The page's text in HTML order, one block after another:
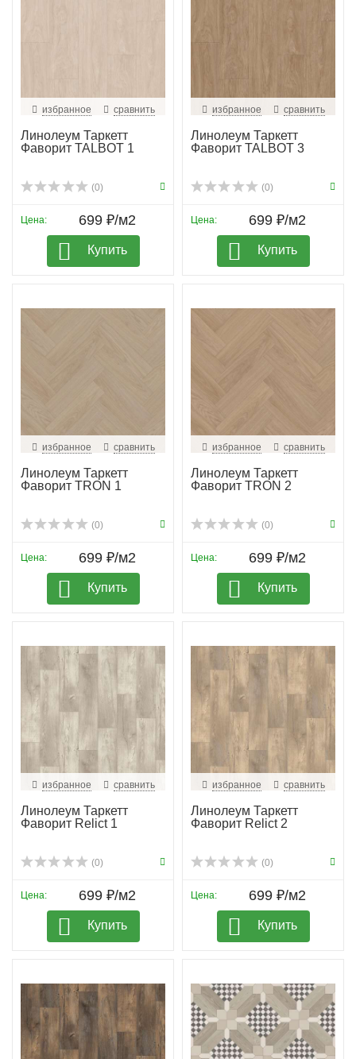
избранное сравнить
Линолеум Таркетт
Фаворит TALBOT 1
(0)
Цена: 699 ₽/м2
Купить
избранное сравнить
Линолеум Таркетт
Фаворит TALBOT 3
(0)
Цена: 699 ₽/м2
Купить
избранное сравнить
Линолеум Таркетт
Фаворит TRON 1
(0)
Цена: 699 ₽/м2
Купить
избранное сравнить
Линолеум Таркетт
Фаворит TRON 2
(0)
Цена: 699 ₽/м2
Купить
избранное сравнить
Линолеум Таркетт
Фаворит Relict 1
(0)
Цена: 699 ₽/м2
Купить
избранное сравнить
Линолеум Таркетт
Фаворит Relict 2
(0)
Цена: 699 ₽/м2
Купить